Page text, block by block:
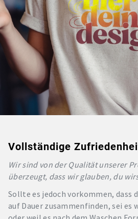
Vollständige
Wir sind von der Qualität unserer
überzeugt, dass wir glauben, du
Sollte es jedoch vorkommen, dass
auf Dauer zusammenfinden, sei es